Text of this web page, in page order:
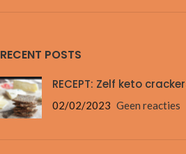
RECENT POSTS
RECEPT: Zelf keto
02/02/2023 Geen reacties